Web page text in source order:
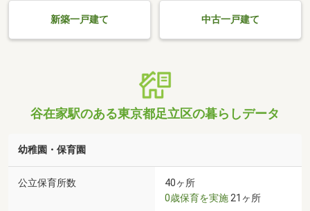
新築一戸建て 中古一戸建て
谷在家駅のある東京都足立区の暮らしデータ
幼稚園・保育園
公立保育所数
40ヶ所
0歳保育を実施 21ヶ所